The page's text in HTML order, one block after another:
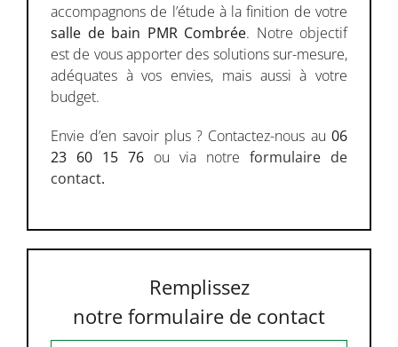
accompagnons de l’étude à la finition de votre
salle de bain PMR Combrée. Notre objectif
est de vous apporter des solutions sur-mesure,
adéquates à vos envies, mais aussi à votre
budget.
Envie d’en savoir plus ? Contactez-nous au 06
23 60 15 76 ou via notre formulaire de
contact.
Remplissez
notre formulaire de contact